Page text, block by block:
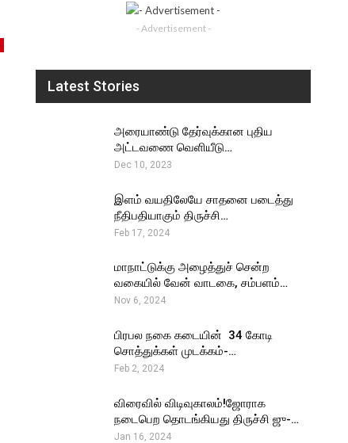
- Advertisement -
Latest Stories
அரையாண்டு தேர்வுக்கான புதிய
அட்டவணை வெளியீடு…
Dec 10, 2023
இளம் வயதிலேயே சாதனை படைத்து
நீதிபதியாகும் திருச்சி…
Feb 17, 2024
மாநாட்டுக்கு அழைத்துச் சென்ற
வகையில் வேன் வாடகை, சம்பளம்…
Nov 6, 2024
பிரபல நகை கடையின் ₹ 34 கோடி
சொத்துக்கள் முடக்கம்-…
Feb 2, 2024
விரைவில் விடிவுகாலம்!ஜோராக
நடைபெற தொடங்கியது திருச்சி ஜு-…
Jan 16, 2024